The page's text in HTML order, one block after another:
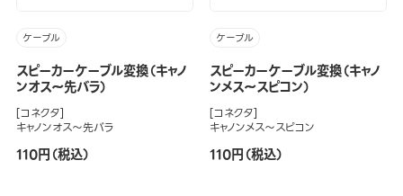
ケーブル
スピーカーケーブル変換（キャノ
ンオス～先バラ）
[コネクタ]
キャノンオス～先バラ
110円（税込）
ケーブル
スピーカーケーブル変換（キャノ
ンメス～スピコン）
[コネクタ]
キャノンメス～スピコン
110円（税込）